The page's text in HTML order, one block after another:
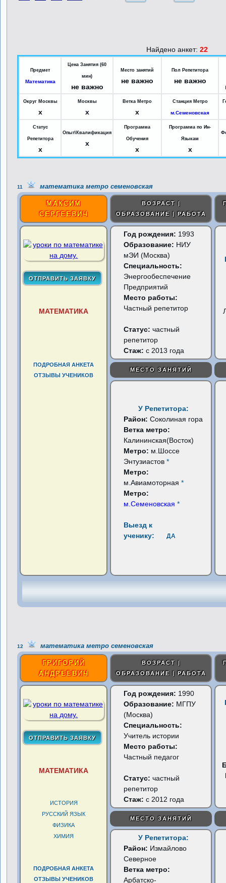
Найдено анкет: 22
Предмет
Математика
Цена Занятия (60
мин)
не важно
Место занятий
не важно
Пол Репетитора
не важно
Округ Москвы
x
Москвы
x
Ветка Метро
x
Станция Метро
м.Семеновская
Статус
Репетитора
x
Опыт\Квалификация
x
Программа
Обучения
x
Программа по Ин-
Языкам
x
11 математика метро семеновская
МАКСИМ
СЕРГЕЕВИЧ
ВОЗРАСТ |
ОБРАЗОВАНИЕ | РАБОТА
МАТЕМАТИКА
ПОДРОБНАЯ АНКЕТА
ОТЗЫВЫ УЧЕНИКОВ
Год рождения: 1993
Образование: НИУ
мЭИ (Москва)
Специальность:
Энергообеспечение
Предприятий
Место работы:
Частный репетитор
Статус:частный
репетитор
Стаж: с 2013 года
МЕСТО ЗАНЯТИЙ
У Репетитора:
Район:Соколиная гора
Ветка метро:
Калининская(Восток)
Метро: м.Шоссе
Энтузиастов*
Метро:
м.Авиамоторная*
Метро:
м.Семеновская *
Выезд к
ученику:
ДА
12 математика метро семеновская
ГРИГОРИЙ
АНДРЕЕВИЧ
ВОЗРАСТ |
ОБРАЗОВАНИЕ | РАБОТА
МАТЕМАТИКА
ИСТОРИЯ
РУССКИЙ ЯЗЫК
ФИЗИКА
ХИМИЯ
ПОДРОБНАЯ АНКЕТА
ОТЗЫВЫ УЧЕНИКОВ
Год рождения: 1990
Образование: МГПУ
(Москва)
Специальность:
Учитель истории
Место работы:
Частный педагог
Статус:частный
репетитор
Стаж: с 2012 года
МЕСТО ЗАНЯТИЙ
У Репетитора:
Район: Измайлово
Северное
Ветка метро:
Арбатско-